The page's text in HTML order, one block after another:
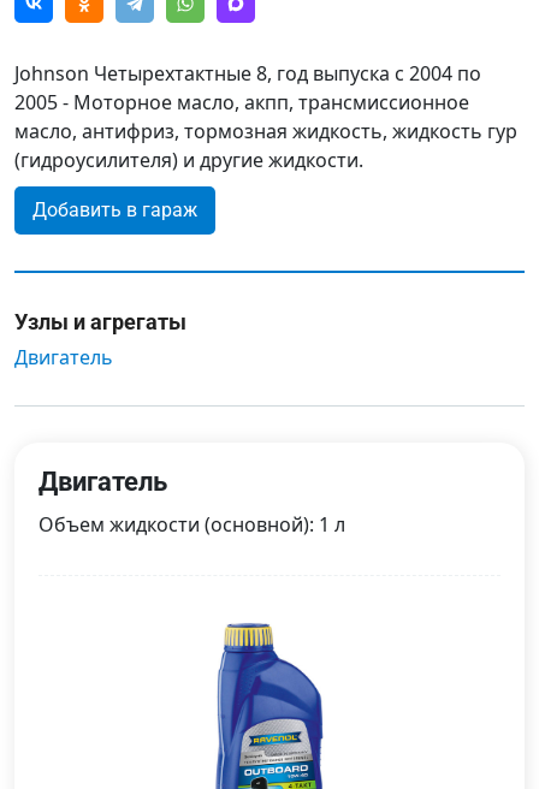
Johnson Четырехтактные 8, год выпуска с 2004 по
2005 - Моторное масло, акпп, трансмиссионное
масло, антифриз, тормозная жидкость, жидкость гур
(гидроусилителя) и другие жидкости.
Добавить в гараж
Узлы и агрегаты
Двигатель
Двигатель
Объем жидкости (основной): 1 л